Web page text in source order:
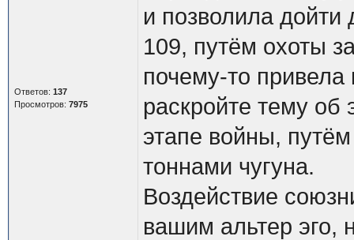
Ответов: 137
Просмотров: 7975
и позволила
109, путём охоты
почему-то
раскройте тему
этапе войны,
тоннами чугуна.
Воздействие
вашим альтер эго,